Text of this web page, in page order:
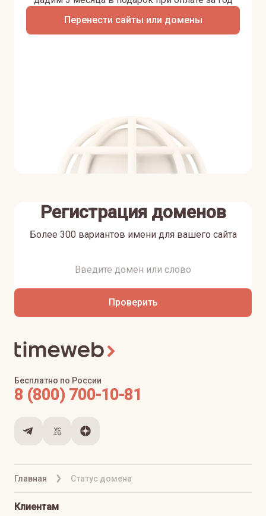
Перенести сайты или домены
Регистрация доменов
Более 300 вариантов имени для вашего сайта
Проверить
Главная Статус домена
Бесплатно по России
8 (800) 700-10-81
Клиентам